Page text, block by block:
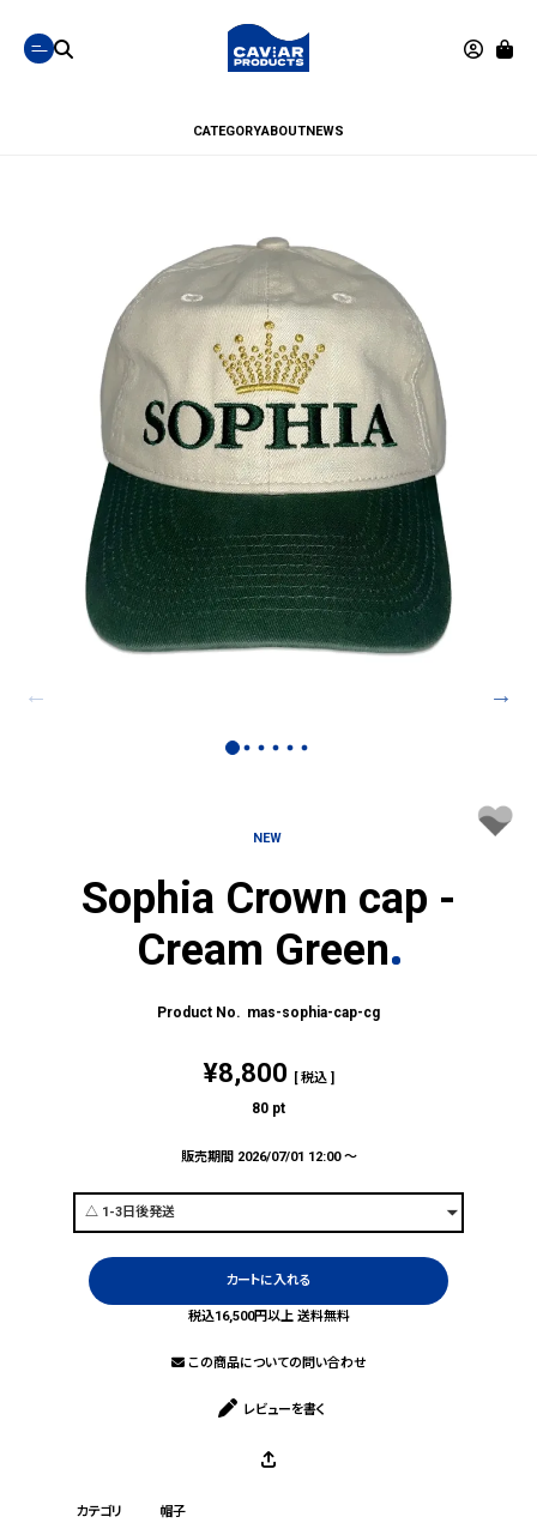
CATEGORYABOUTNEWS
NEW
Sophia Crown cap -
Cream Green
mas-sophia-cap-cg
¥8,800 税込
80 pt
販売期間 2026/07/01 12:00〜
カートに入れる
税込16,500円以上 送料無料
この商品についての問い合わせ
レビューを書く
帽子